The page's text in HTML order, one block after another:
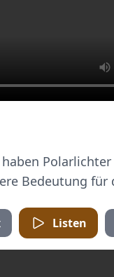
Bedeutung für
Listen